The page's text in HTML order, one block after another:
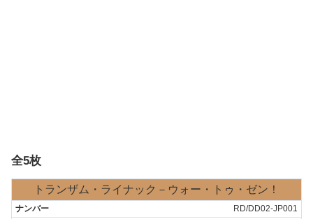
全5枚
トランザム・ライナック－ウォー・トゥ・ゼン！
RD/DD02-JP001